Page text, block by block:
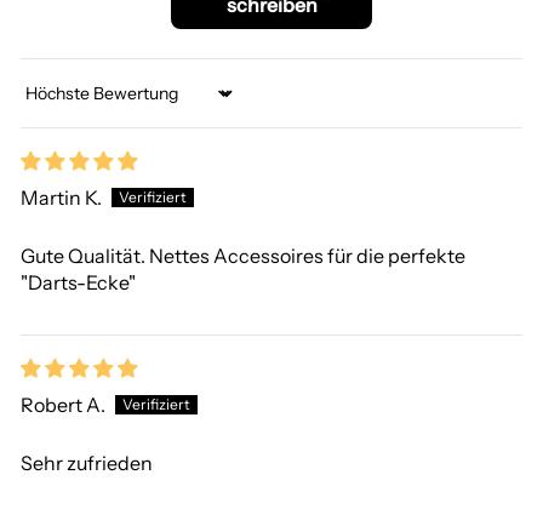
Sort by
Martin K.
Gute Qualität. Nettes Accessoires für die perfekte
"Darts-Ecke"
Robert A.
Sehr zufrieden